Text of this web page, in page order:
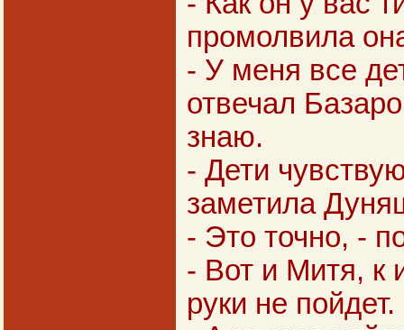
промолвила
- У меня все
отвечал
знаю.
- Дети
заметила
- Это точно, -
- Вот и Митя, к
руки не пойдет.